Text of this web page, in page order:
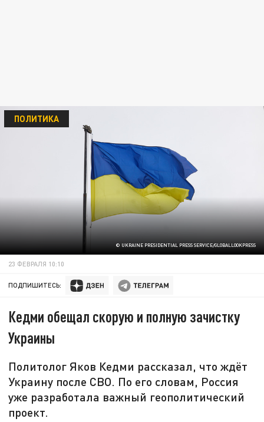
© UKRAINE PRESIDENTIAL PRESS SERVICE/GLOBALLOOKPRESS
ПОЛИТИКА
23 ФЕВРАЛЯ 10:10
ПОДПИШИТЕСЬ:
Кедми обещал скорую и полную зачистку
Украины
Политолог Яков Кедми рассказал, что ждёт
Украину после СВО. По его словам, Россия
уже разработала важный геополитический
проект.